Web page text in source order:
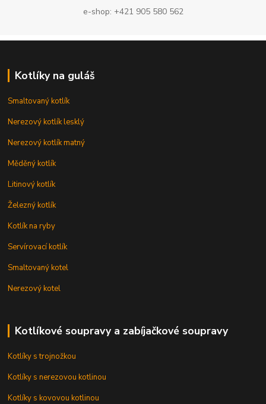
e-shop: +421 905 580 562
Kotlíky na guláš
Smaltovaný kotlík
Nerezový kotlík lesklý
Nerezový kotlík matný
Měděný kotlík
Litinový kotlík
Železný kotlík
Kotlík na ryby
Servírovací kotlík
Smaltovaný kotel
Nerezový kotel
Kotlíkové soupravy a zabíjačkové soupravy
Kotlíky s trojnožkou
Kotlíky s nerezovou kotlinou
Kotlíky s kovovou kotlinou